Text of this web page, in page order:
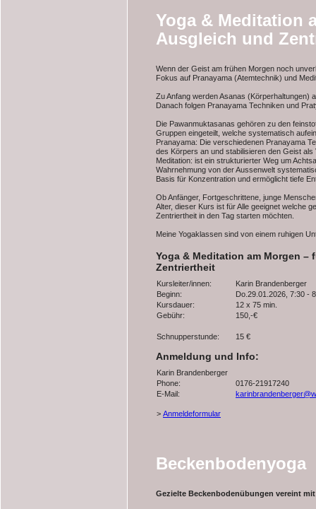
Yoga & Meditation
Ausgleich und
Wenn der Geist am frühen Morgen noch
Fokus auf Pranayama (Atemtechnik) und
Zu Anfang werden Asanas (Körperhaltungen)
Danach folgen Pranayama Techniken und
Die Pawanmuktasanas gehören zu den
Gruppen eingeteilt, welche systematisch
Pranayama: Die verschiedenen Pranayama
des Körpers an und stabilisieren den Geist als
Meditation: ist ein strukturierter Weg um
Wahrnehmung von der Aussenwelt
Basis für Konzentration und ermöglicht tiefe
Ob Anfänger, Fortgeschrittene, junge
Alter, dieser Kurs ist für Alle geeignet welche
Zentriertheit in den Tag starten möchten.
Meine Yogaklassen sind von einem ruhigen
Yoga & Meditation am Morgen –
Zentriertheit
Kursleiter/innen:
Karin Brandenberger
Beginn:
Do.29.01.2026, 7:30 -
Kursdauer:
12 x 75 min.
Gebühr:
150,-€
Schnupperstunde: 15 €
Anmeldung und Info:
Karin Brandenberger
Phone:
0176-21917240
E-Mail:
> Anmeldeformular
Beckenbodenyoga
Gezielte Beckenbodenübungen vereint